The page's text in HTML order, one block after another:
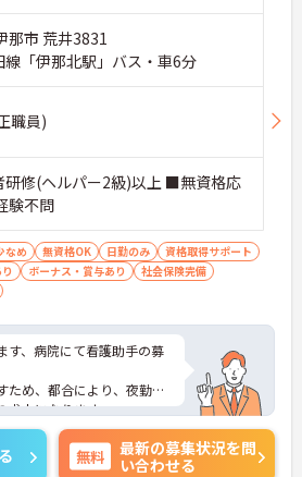
那市 荒井3831
線「伊那北駅」バス・車6分
職員)
修(ヘルパー2級)以上 ■無資格応
験不問
なめ 無資格OK 日勤のみ
資格取得サポート
ボーナス・賞与あり
社会保険完備
す、病院にて看護助手の募
ため、都合により、夜勤が
求人になります。
ナビ介護職までお問い合わ
無料
最新の募集状況を問
い合わせる